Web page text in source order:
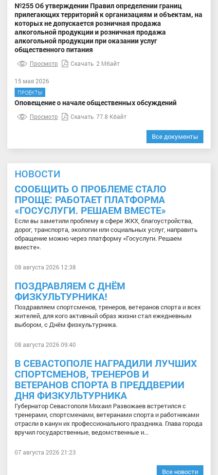
№255 Об утверждении Правил определении границ
прилегающих территорий к организациям и объектам, на
которых не допускается розничная продажа
алкогольной продукции и розничная продажа
алкогольной продукции при оказании услуг
общественного питания
Просмотр Скачать 2 Мбайт
15 мая 2026
ПРОЕКТЫ
Оповещение о начале общественных обсуждений
Просмотр Скачать 77.8 Кбайт
Все документы
НОВОСТИ
СООБЩИТЬ О ПРОБЛЕМЕ СТАЛО
ПРОЩЕ: РАБОТАЕТ ПЛАТФОРМА
«ГОСУСЛУГИ. РЕШАЕМ ВМЕСТЕ»
Если вы заметили проблему в сфере ЖКХ, благоустройства,
дорог, транспорта, экологии или социальных услуг, направить
обращение можно через платформу «Госуслуги. Решаем
вместе».
08 августа 2026 12:38
ПОЗДРАВЛЯЕМ С ДНЁМ
ФИЗКУЛЬТУРНИКА!
Поздравляем спортсменов, тренеров, ветеранов спорта и всех
жителей, для кого активный образ жизни стал ежедневным
выбором, с Днём физкультурника.
08 августа 2026 09:40
В СЕВАСТОПОЛЕ НАГРАДИЛИ ЛУЧШИХ
СПОРТСМЕНОВ, ТРЕНЕРОВ И
ВЕТЕРАНОВ СПОРТА В ПРЕДДВЕРИИ
ДНЯ ФИЗКУЛЬТУРНИКА
Губернатор Севастополя Михаил Развожаев встретился с
тренерами, спортсменами, ветеранами спорта и работниками
отрасли в канун их профессионального праздника. Глава города
вручил государственные, ведомственные и...
07 августа 2026 21:23
Все новости